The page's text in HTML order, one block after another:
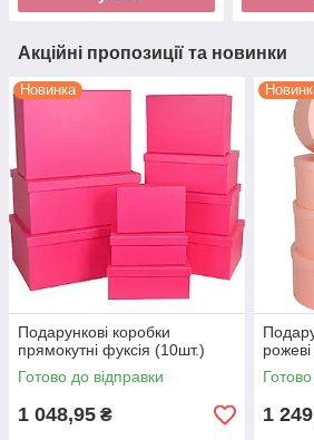
Акційні пропозиції та новинки
Новинка
Подарункові коробки
прямокутні фуксія (10шт.)
Готово до відправки
1 048,95 ₴ 1